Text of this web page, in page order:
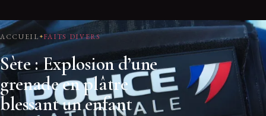
ACCUEIL FAITS DIVERS
Sète : Explosion d’une
grenade en plâtre
blessant un enfant